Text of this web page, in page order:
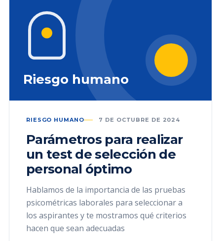
Riesgo humano
RIESGO HUMANO 7 DE OCTUBRE DE 2024
Parámetros para realizar
un test de selección de
personal óptimo
Hablamos de la importancia de las pruebas
psicométricas laborales para seleccionar a
los aspirantes y te mostramos qué criterios
hacen que sean adecuadas